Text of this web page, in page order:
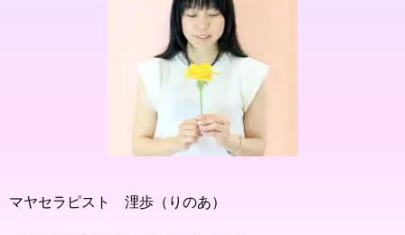
マヤセラピスト 浬歩（りのあ）